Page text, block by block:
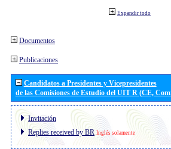
Expandir todo
Documentos
Publicaciones
Candidatos a Presidentes y Vicepresidentes
de las Comisiones de Estudio del UIT R (CE,
Invitación
Replies received by BR Inglés solamente